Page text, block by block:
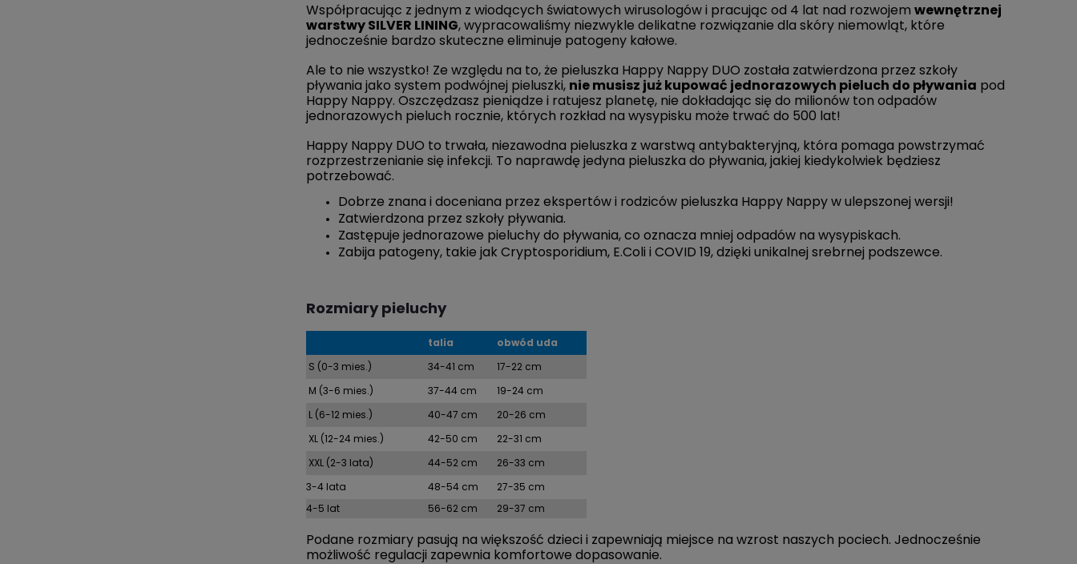
Współpracując z jednym z wiodących światowych wirusologów i pracując od 4 lat nad rozwojem wewnętrznej
warstwy SILVER LINING, wypracowaliśmy niezwykle delikatne rozwiązanie dla skóry niemowląt, które
jednocześnie bardzo skuteczne eliminuje patogeny kałowe.
Ale to nie wszystko! Ze względu na to, że pieluszka Happy Nappy DUO została zatwierdzona przez szkoły
pływania jako system podwójnej pieluszki, nie musisz już kupować jednorazowych pieluch do pływania pod
Happy Nappy. Oszczędzasz pieniądze i ratujesz planetę, nie dokładając się do milionów ton odpadów
jednorazowych pieluch rocznie, których rozkład na wysypisku może trwać do 500 lat!
Happy Nappy DUO to trwała, niezawodna pieluszka z warstwą antybakteryjną, która pomaga powstrzymać
rozprzestrzenianie się infekcji. To naprawdę jedyna pieluszka do pływania,jakiej kiedykolwiek będziesz
potrzebować.
Dobrze znana i doceniana przez ekspertów i rodziców pieluszka Happy Nappy w ulepszonej wersji!
Zatwierdzona przez szkoły pływania.
Zastępuje jednorazowe pieluchy do pływania, co oznacza mniej odpadów na wysypiskach.
Zabija patogeny, takie jak Cryptosporidium, E.Coli i COVID 19, dzięki unikalnej srebrnej podszewce.
Rozmiary pieluchy
talia
obwód uda
S (0-3 mies.)
34-41 cm
17-22 cm
M (3-6 mies.)
37-44 cm
19-24 cm
L (6-12 mies.)
40-47 cm
20-26 cm
XL (12-24 mies.)
42-50 cm
22-31 cm
XXL (2-3 lata)
44-52 cm
26-33 cm
3-4 lata
48-54 cm
27-35 cm
4-5 lat
56-62 cm 29-37 cm
Podane rozmiary pasują na większość dzieci i zapewniają miejsce na wzrost naszych pociech. Jednocześnie
możliwość regulacji zapewnia komfortowe dopasowanie.